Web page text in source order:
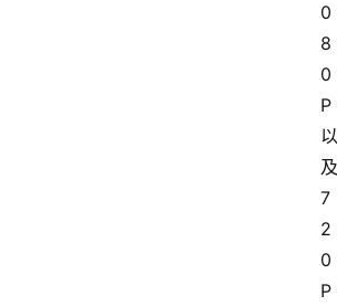
0
8
0
P
以
及
7
2
0
P